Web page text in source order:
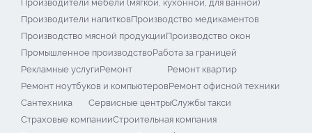
Производители мебели (мягкой, кухонной, для ванной)
Производители напитковПроизводство медикаментов
Производство мясной продукцииПроизводство окон
Промышленное производствоРабота за границей
Рекламные услугиРемонт
Ремонт квартир
Ремонт ноутбуков и компьютеровРемонт офисной техники
Сантехника
Сервисные центрыСлужбы такси
Страховые компанииСтроительная компания